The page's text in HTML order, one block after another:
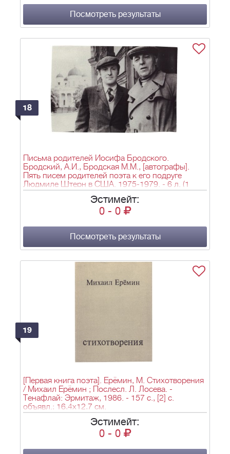
Посмотреть результаты
18
Письма родителей Иосифа Бродского.
Бродский, А.И., Бродская М.М., [автографы].
Пять писем родителей поэта к его подруге
Людмиле Штерн в США. 1975-1979. - 6 л. (1
конверт); 21х14,5, 10х15,5, 15х9,5 см.
Эстимейт:
0 - 0
Посмотреть результаты
19
[Первая книга поэта]. Ерёмин, М. Стихотворения
/ Михаил Ерёмин ; Послесл. Л. Лосева. -
Тенафлай: Эрмитаж, 1986. - 157 с., [2] с.
объявл.; 16,4х12,7 см.
Эстимейт:
0 - 0